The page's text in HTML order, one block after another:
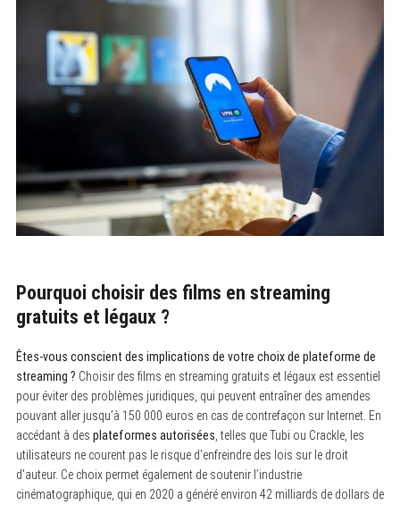
Pourquoi choisir des films en streaming
gratuits et légaux ?
Êtes-vous conscient des implications de votre choix de plateforme de
streaming ? Choisir des films en streaming gratuits et légaux est essentiel
pour éviter des problèmes juridiques, qui peuvent entraîner des amendes
pouvant aller jusqu’à 150 000 euros en cas de contrefaçon sur Internet. En
accédant à des plateformes autorisées , telles que Tubi ou Crackle, les
utilisateurs ne courent pas le risque d’enfreindre des lois sur le droit
d’auteur. Ce choix permet également de soutenir l’industrie
cinématographique, qui en 2020 a généré environ 42 milliards de dollars de